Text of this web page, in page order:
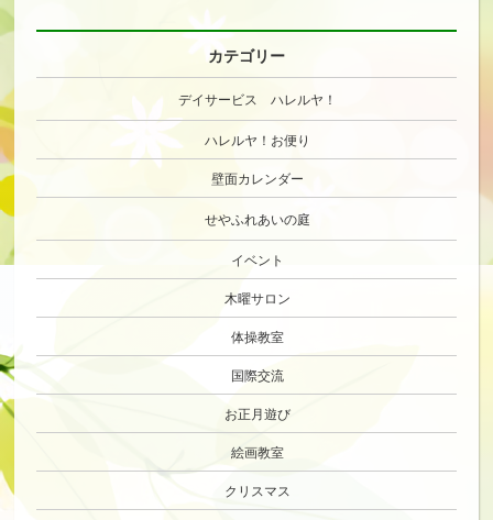
カテゴリー
デイサービス ハレルヤ！
ハレルヤ！お便り
壁面カレンダー
せやふれあいの庭
イベント
木曜サロン
体操教室
国際交流
お正月遊び
絵画教室
クリスマス